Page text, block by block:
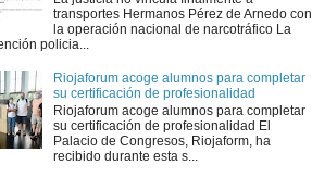
transportes Hermanos Pérez de Arnedo con
la operación nacional de narcotráfico La
policia...
Riojaforum acoge alumnos para completar
su certificación de profesionalidad
Riojaforum acoge alumnos para completar
su certificación de profesionalidad El
Palacio de Congresos, Riojaform, ha
recibido durante esta s...